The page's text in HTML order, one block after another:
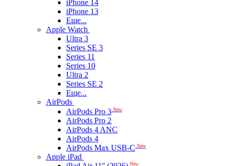
iPhone 14
iPhone 13
Еще...
Apple Watch
Ultra 3
Series SE 3
Series 11
Series 10
Ultra 2
Series SE 2
Еще...
AirPods
AirPods Pro 3 New
AirPods Pro 2
AirPods 4 ANC
AirPods 4
AirPods Max USB-C New
Apple iPad
New